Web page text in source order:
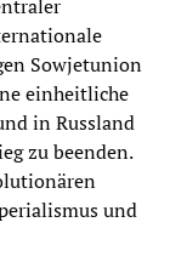
Sowjetunion
einheitliche
in Russland
zu beenden.
und